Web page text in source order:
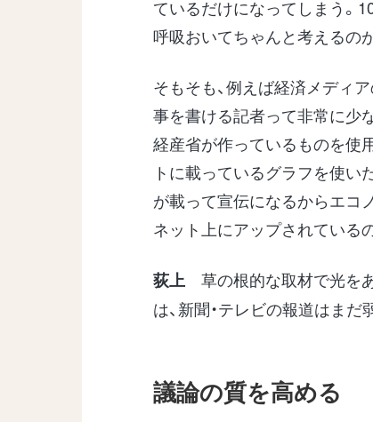
ているだけになってしまう。
呼吸おいてちゃんと考えるの
そもそも、例えば経済メディ
事を書ける記者って非常に少
経産省が作っているものを使
トに載っているグラフを使い
が載って宣伝になるからエコ
ネット上にアップされている
荻上 草の根的な取材で光を
は、新聞・テレビの報道はま
議論の質を高める